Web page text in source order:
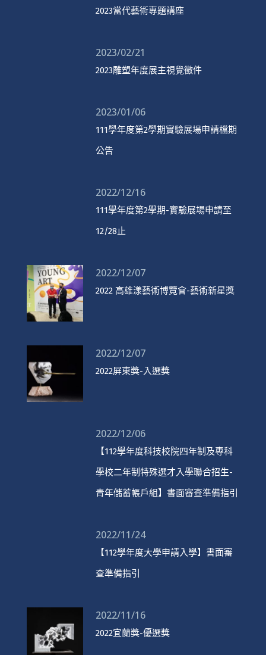
2023當代藝術專題講座
2023/02/21
2023雕塑年度展主視覺徵件
2023/01/06
111學年度第2學期實驗展場申請檔期
公告
2022/12/16
111學年度第2學期-實驗展場申請至
12/28止
2022/12/07
2022 高雄漾藝術博覽會-藝術新星獎
2022/12/07
2022屏東獎-入選獎
2022/12/06
【112學年度科技校院四年制及專科
學校二年制特殊選才入學聯合招生-
青年儲蓄帳戶組】書面審查準備指引
2022/11/24
【112學年度大學申請入學】書面審
查準備指引
2022/11/16
2022宜蘭獎-優選獎